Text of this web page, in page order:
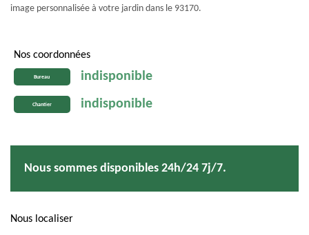
image personnalisée à votre jardin dans le 93170.
Nos coordonnées
Bureau indisponible
Chantier indisponible
Nous sommes disponibles 24h/24 7j/7.
Nous localiser